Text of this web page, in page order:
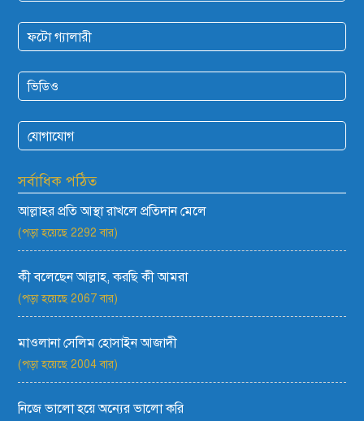
ফটো গ্যালারী
ভিডিও
যোগাযোগ
সর্বাধিক পঠিত
আল্লাহর প্রতি আস্থা রাখলে প্রতিদান মেলে
(পড়া হয়েছে 2292 বার)
কী বলেছেন আল্লাহ, করছি কী আমরা
(পড়া হয়েছে 2067 বার)
মাওলানা সেলিম হোসাইন আজাদী
(পড়া হয়েছে 2004 বার)
নিজে ভালো হয়ে অন্যের ভালো করি